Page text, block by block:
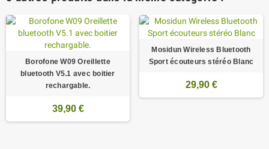
Borofone W09 Oreillette
bluetooth V5.1 avec boitier
rechargable.
39,90 €
Mosidun Wireless Bluetooth
Sport écouteurs stéréo Blanc
29,90 €